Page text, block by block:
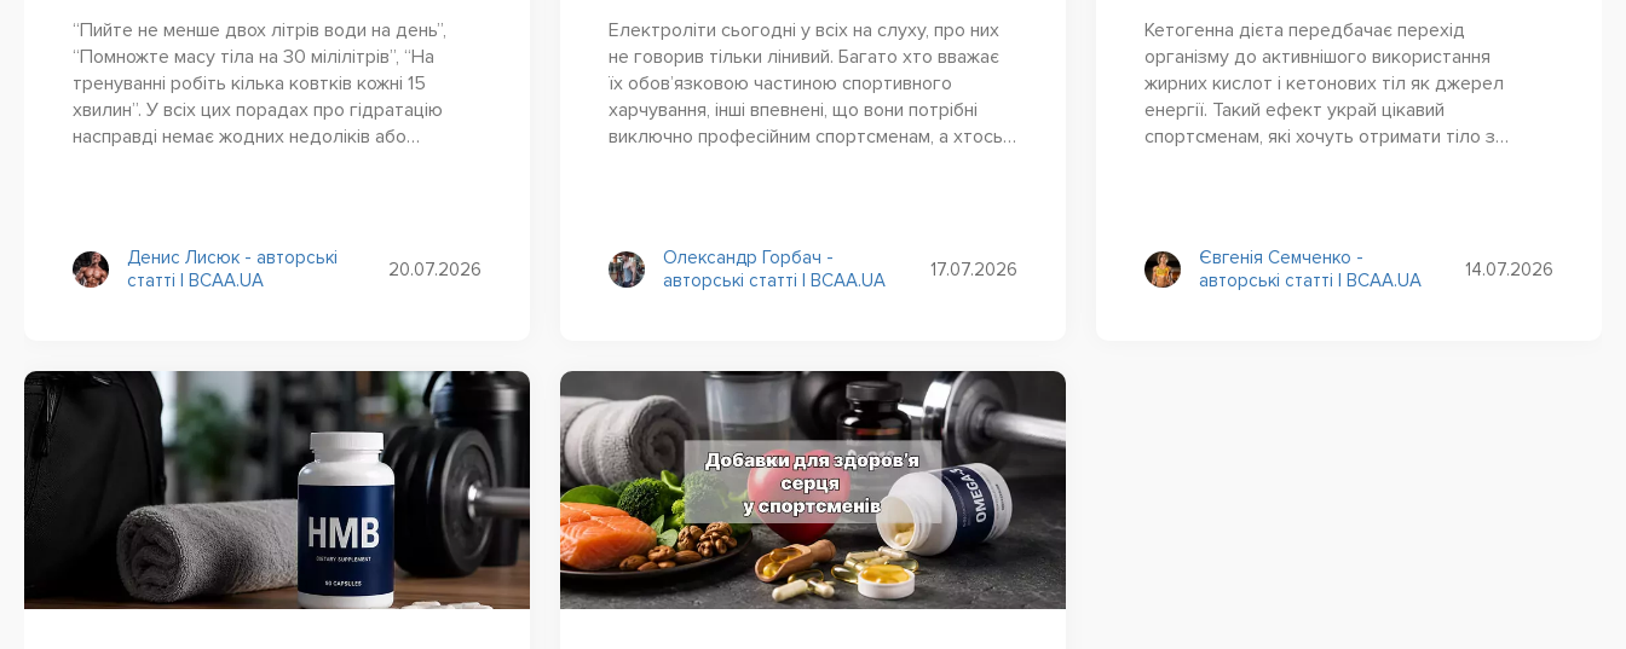
“Пийте не менше двох літрів води на день”,
“Помножте масу тіла на 30 мілілітрів”, “На
тренуванні робіть кілька ковтків кожні 15
хвилин”. У всіх цих порадах про гідратацію
насправді немає жодних недоліків або
Денис Лисюк - авторські
статті | BCAA.UA
20.07.2026
Електроліти сьогодні у всіх на слуху, про них
не говорив тільки лінивий. Багато хто вважає
їх обов’язковою частиною спортивного
харчування, інші впевнені, що вони потрібні
виключно професійним спортсменам, а хтось і
Олександр Горбач -
авторські статті | BCAA.UA
17.07.2026
Кетогенна дієта передбачає перехід
організму до активнішого використання
жирних кислот і кетонових тіл як джерел
енергії. Такий ефект украй цікавий
спортсменам, які хочуть отримати тіло з
Євгенія Семченко -
авторські статті | BCAA.UA
14.07.2026